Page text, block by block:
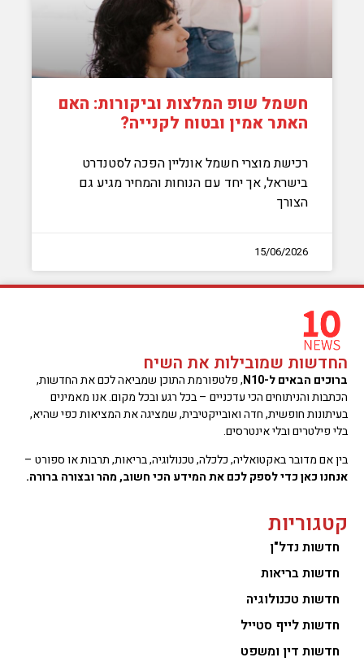
חשמל שופ המלצות וביקורות: האם
האתר אמין ובטוח לקנייה?
רכישת מוצרי חשמל אונליין הפכה לסטנדרט
בישראל, אך יחד עם הנוחות והמחיר מגיע גם
הצורך
15/06/2026
החדשות שמובילות את השיח
ברוכים הבאים ל-N10
, פלטפורמת התוכן שמביאה לכם את החדשות,
הכתבות והניתוחים הכי עדכניים – בכל רגע ובכל מקום. אנו מאמינים
בעיתונות חופשית, חדה ואובייקטיבית, שמציגה את המציאות כפי שהיא,
בלי פילטרים ובלי אינטרסים.
בין אם מדובר באקטואליה, כלכלה, טכנולוגיה, בריאות, תרבות או ספורט –
אנחנו כאן כדי לספק לכם את המידע הכי חשוב, מהר ובצורה ברורה.
קטגוריות
חדשות נדל"ן
חדשות בריאות
חדשות טכנולוגיה
חדשות לייף סטייל
חדשות דין ומשפט